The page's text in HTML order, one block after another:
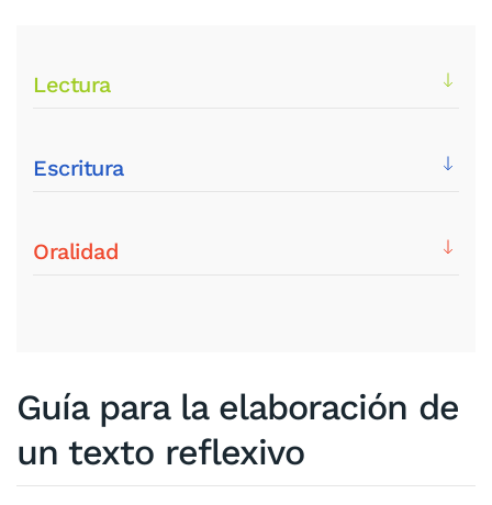
Lectura
Escritura
Oralidad
Guía para la elaboración de
un texto reflexivo